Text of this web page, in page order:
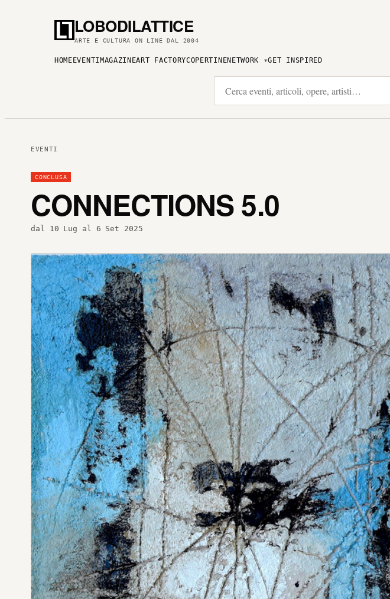
LOBODILATTICE
ARTE E CULTURA ON LINE DAL 2004
HOME EVENTI MAGAZINEART FACTORYCOPERTINENETWORK GET INSPIRED
EVENTI
CONCLUSA
CONNECTIONS 5.0
dal 10 Lug al 6 Set 2025